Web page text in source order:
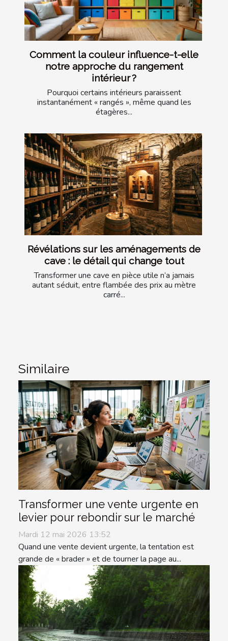
Comment la couleur influence-t-elle
notre approche du rangement
intérieur ?
Pourquoi certains intérieurs paraissent
instantanément « rangés », même quand les
étagères...
Révélations sur les aménagements de
cave : le détail qui change tout
Transformer une cave en pièce utile n’a jamais
autant séduit, entre flambée des prix au mètre
carré...
Similaire
Transformer une vente urgente en
levier pour rebondir sur le marché
Mardi 12 mai 2026 13:52
Quand une vente devient urgente, la tentation est
grande de « brader » et de tourner la page au...